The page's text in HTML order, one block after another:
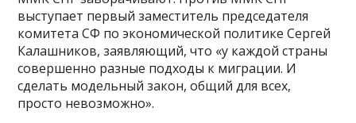
выступает первый заместитель председателя
комитета СФ по экономической политике Сергей
Калашников, заявляющий, что «у каждой страны
совершенно разные подходы к миграции. И
сделать модельный закон, общий для всех,
просто невозможно».